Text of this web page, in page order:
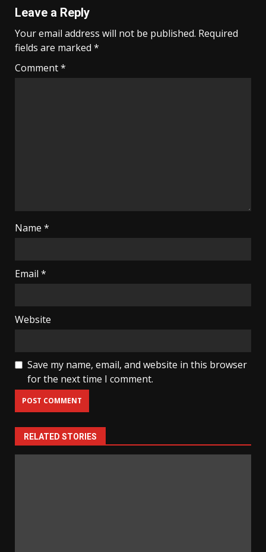
Leave a Reply
Your email address will not be published. Required
fields are marked *
Comment*
Name *
Email *
Website
Save my name, email, and website in this browser
for the next time I comment.
RELATED STORIES